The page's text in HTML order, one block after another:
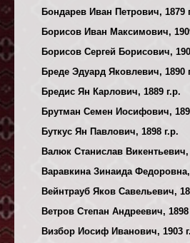
Бондарев Иван Петрович, 1879
Борисов Иван Максимович,
Борисов Сергей Борисович,
Бреде Эдуард Яковлевич, 1890
Бредис Ян Карлович, 1889 г.р.
Брутман Семен Иосифович,
Буткус Ян Павлович, 1898 г.р.
Валюк Станислав Викентьевич,
Варавкина Зинаида Федоровна,
Вейнтрауб Яков Савельевич,
Ветров Степан Андреевич, 1898
Визбор Иосиф Иванович, 1903